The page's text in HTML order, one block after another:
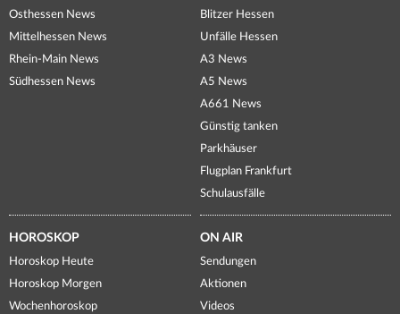
Osthessen News
Mittelhessen News
Rhein-Main News
Südhessen News
Blitzer Hessen
Unfälle Hessen
A3 News
A5 News
A661 News
Günstig tanken
Parkhäuser
Flugplan Frankfurt
Schulausfälle
HOROSKOP
Horoskop Heute
Horoskop Morgen
Wochenhoroskop
ON AIR
Sendungen
Aktionen
Videos